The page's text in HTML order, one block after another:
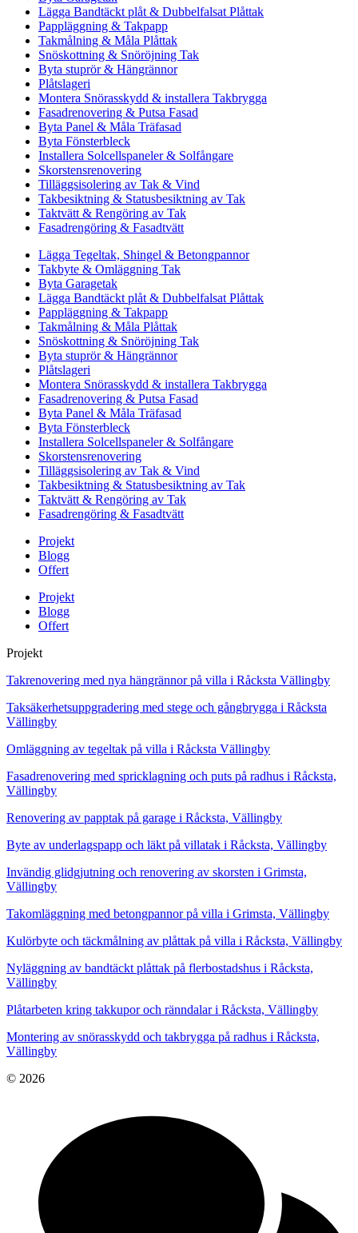
Lägga Bandtäckt plåt & Dubbelfalsat Plåttak
Pappläggning & Takpapp
Takmålning & Måla Plåttak
Snöskottning & Snöröjning Tak
Byta stuprör & Hängrännor
Plåtslageri
Montera Snörasskydd & installera Takbrygga
Fasadrenovering & Putsa Fasad
Byta Panel & Måla Träfasad
Byta Fönsterbleck
Installera Solcellspaneler & Solfångare
Skorstensrenovering
Tilläggsisolering av Tak & Vind
Takbesiktning & Statusbesiktning av Tak
Taktvätt & Rengöring av Tak
Fasadrengöring & Fasadtvätt
Lägga Tegeltak, Shingel & Betongpannor
Takbyte & Omläggning Tak
Byta Garagetak
Lägga Bandtäckt plåt & Dubbelfalsat Plåttak
Pappläggning & Takpapp
Takmålning & Måla Plåttak
Snöskottning & Snöröjning Tak
Byta stuprör & Hängrännor
Plåtslageri
Montera Snörasskydd & installera Takbrygga
Fasadrenovering & Putsa Fasad
Byta Panel & Måla Träfasad
Byta Fönsterbleck
Installera Solcellspaneler & Solfångare
Skorstensrenovering
Tilläggsisolering av Tak & Vind
Takbesiktning & Statusbesiktning av Tak
Taktvätt & Rengöring av Tak
Fasadrengöring & Fasadtvätt
Projekt
Blogg
Offert
Projekt
Blogg
Offert
Projekt
Takrenovering med nya hängrännor på villa i Råcksta Vällingby
Taksäkerhetsuppgradering med stege och gångbrygga i Råcksta
Vällingby
Omläggning av tegeltak på villa i Råcksta Vällingby
Fasadrenovering med spricklagning och puts på radhus i Råcksta,
Vällingby
Renovering av papptak på garage i Råcksta, Vällingby
Byte av underlagspapp och läkt på villatak i Råcksta, Vällingby
Invändig glidgjutning och renovering av skorsten i Grimsta,
Vällingby
Takomläggning med betongpannor på villa i Grimsta, Vällingby
Kulörbyte och täckmålning av plåttak på villa i Råcksta, Vällingby
Nyläggning av bandtäckt plåttak på flerbostadshus i Råcksta,
Vällingby
Plåtarbeten kring takkupor och ränndalar i Råcksta, Vällingby
Montering av snörasskydd och takbrygga på radhus i Råcksta,
Vällingby
© 2026